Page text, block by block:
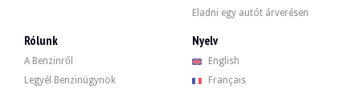
Eladni egy autót árverésen
Rólunk
A Benzinről
Legyél Benzinügynök
Nyelv
English
Français